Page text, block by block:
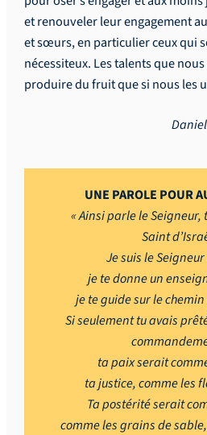
et renouveler leur engagement
et sœurs, en particulier ceux qui
nécessiteux. Les talents que
produire du fruit que si nous les
UNE PAROLE POUR
« Ainsi parle le
Saint
Je suis le
je te donne un
je te guide sur le
Si seulement tu avais
ta paix serait
ta justice, comme les
Ta postérité serait
comme les grains de